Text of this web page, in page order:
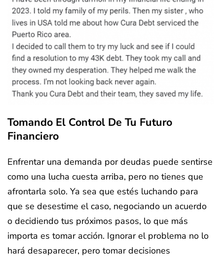
Tomando El Control De Tu Futuro
Financiero
Enfrentar una demanda por deudas puede sentirse
como una lucha cuesta arriba, pero no tienes que
afrontarla solo. Ya sea que estés luchando para
que se desestime el caso, negociando un acuerdo
o decidiendo tus próximos pasos, lo que más
importa es tomar acción. Ignorar el problema no lo
hará desaparecer, pero tomar decisiones